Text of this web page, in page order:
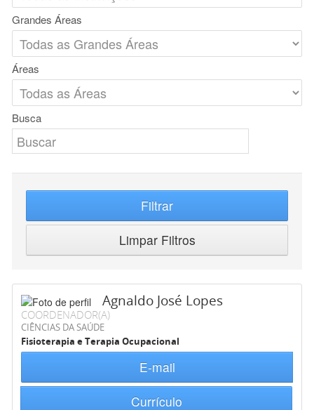
Grandes Áreas
Áreas
Busca
Filtrar
Limpar Filtros
Agnaldo José Lopes
COORDENADOR(A)
CIÊNCIAS DA SAÚDE
Fisioterapia e Terapia Ocupacional
E-mail
Currículo